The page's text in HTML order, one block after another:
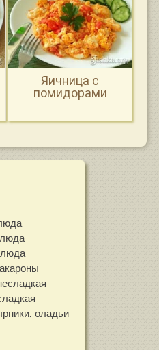
Яичница с
помидорами
оладьи